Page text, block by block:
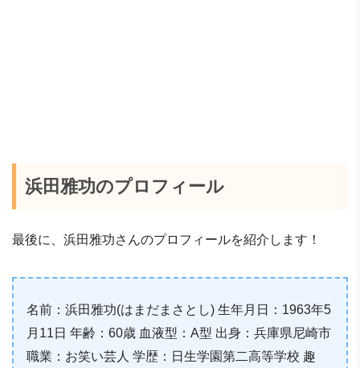
浜田雅功のプロフィール
最後に、浜田雅功さんのプロフィールを紹介します！
名前：浜田雅功(はまだまさとし) 生年月日：1963年5
月11日 年齢：60歳 血液型：A型 出身：兵庫県尼崎市
職業：お笑い芸人 学歴：日生学園第二高等学校 趣